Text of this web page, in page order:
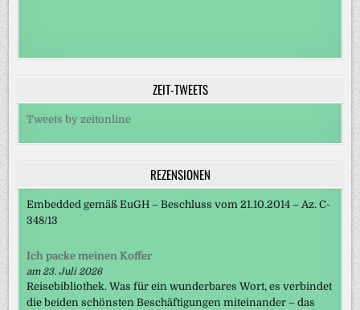
ZEIT-TWEETS
Tweets by zeitonline
REZENSIONEN
Embedded gemäß EuGH – Beschluss vom 21.10.2014 – Az. C-
348/13
Ich packe meinen Koffer
am 23. Juli 2026
Reisebibliothek. Was für ein wunderbares Wort, es verbindet
die beiden schönsten Beschäftigungen miteinander – das